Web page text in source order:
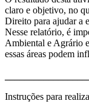
claro e objetivo, no
Direito para ajudar a
Nesse relatório, é
Ambiental e Agrário
essas áreas podem
Instruções para